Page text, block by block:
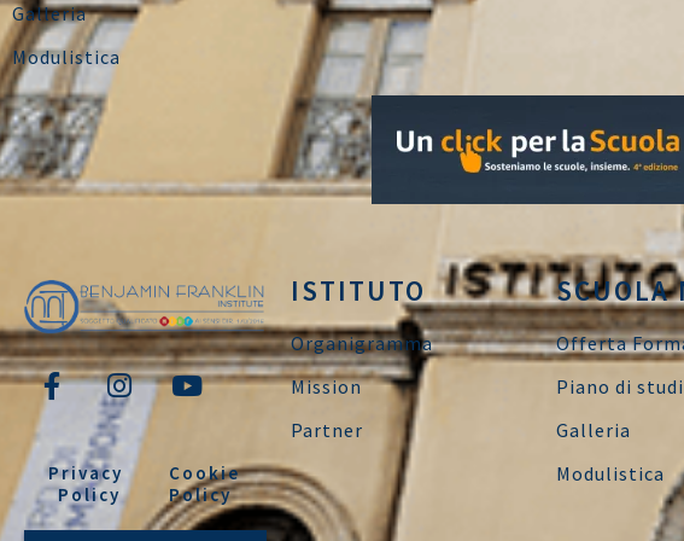
Galleria
Modulistica
Privacy
Policy
Cookie
Policy
ISTITUTO
Organigramma
Mission
Partner
SCUOLA
Offerta
Piano di studi
Galleria
Modulistica